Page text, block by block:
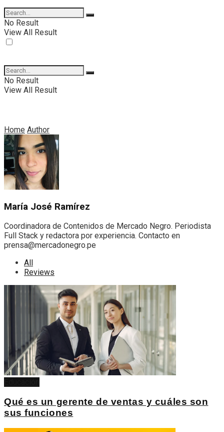
No Result
View All Result
No Result
View All Result
Home Author
María José Ramírez
Coordinadora de Contenidos de Mercado Negro. Periodista
Full Stack y redactora por experiencia. Contacto en
prensa@mercadonegro.pe
All
Reviews
Qué es un gerente de ventas y cuáles son
sus funciones